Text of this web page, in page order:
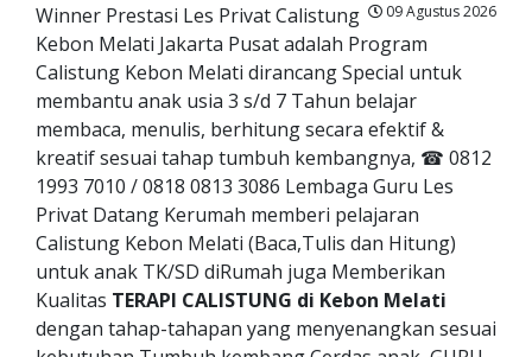
09 Agustus 2026
Winner Prestasi Les Privat Calistung
Kebon Melati Jakarta Pusat adalah Program
Calistung Kebon Melati dirancang Special untuk
membantu anak usia 3 s/d 7 Tahun belajar
membaca, menulis, berhitung secara efektif &
kreatif sesuai tahap tumbuh kembangnya, ☎ 0812
1993 7010 / 0818 0813 3086 Lembaga Guru Les
Privat Datang Kerumah memberi pelajaran
Calistung Kebon Melati (Baca,Tulis dan Hitung)
untuk anak TK/SD diRumah juga Memberikan
Kualitas TERAPI CALISTUNG di Kebon Melati
dengan tahap-tahapan yang menyenangkan sesuai